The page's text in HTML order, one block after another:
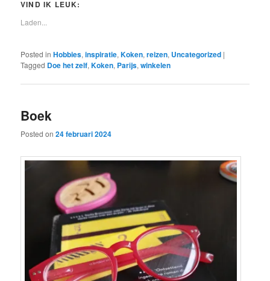
VIND IK LEUK:
Laden...
Posted in Hobbies,inspiratie,Koken,reizen, Uncategorized |
Tagged Doe het zelf,Koken, Parijs,winkelen
Boek
Posted on24 februari 2024